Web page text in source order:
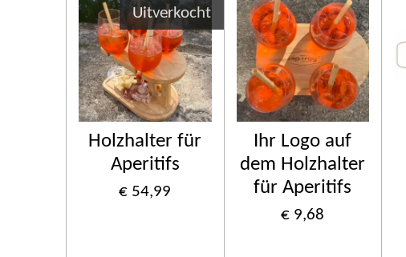
Uitverkocht
Holzhalter für
Aperitifs
€ 54,99
Ihr Logo auf
dem Holzhalter
für Aperitifs
€ 9,68